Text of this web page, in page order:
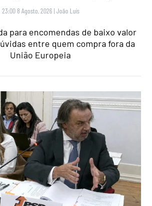
23:00 8 Agosto, 2026 |João Luís
para encomendas de baixo valor
entre quem compra fora da
União Europeia